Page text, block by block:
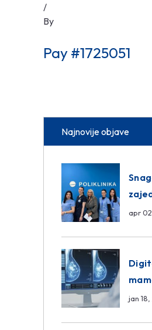
/
By
Pay #1725051
Najnovije objave
apr
jan